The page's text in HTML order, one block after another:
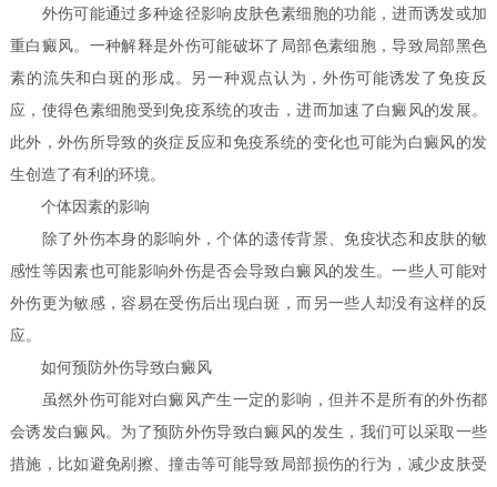
外伤可能通过多种途径影响皮肤色素细胞的功能，进而诱发或加
重白癜风。一种解释是外伤可能破坏了局部色素细胞，导致局部黑色
素的流失和白斑的形成。另一种观点认为，外伤可能诱发了免疫反
应，使得色素细胞受到免疫系统的攻击，进而加速了白癜风的发展。
此外，外伤所导致的炎症反应和免疫系统的变化也可能为白癜风的发
生创造了有利的环境。
个体因素的影响
除了外伤本身的影响外，个体的遗传背景、免疫状态和皮肤的敏
感性等因素也可能影响外伤是否会导致白癜风的发生。一些人可能对
外伤更为敏感，容易在受伤后出现白斑，而另一些人却没有这样的反
应。
如何预防外伤导致白癜风
虽然外伤可能对白癜风产生一定的影响，但并不是所有的外伤都
会诱发白癜风。为了预防外伤导致白癜风的发生，我们可以采取一些
措施，比如避免剐擦、撞击等可能导致局部损伤的行为，减少皮肤受